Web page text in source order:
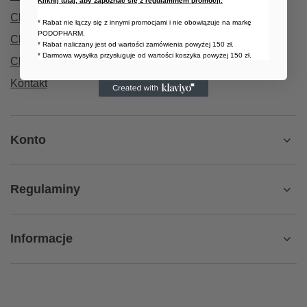
Chcę zareklamować produkt
Chcę zwrócić produkt
Chcę wymienić towar
Kontakt
Konto
Regulaminy
Informacje
* Rabat nie łączy się z innymi promocjami i nie obowiązuje na markę
PODOPHARM.
* Rabat naliczany jest od wartości zamówienia powyżej 150 zł.
* Darmowa wysyłka przysługuje od wartości koszyka powyżej 150 zł.